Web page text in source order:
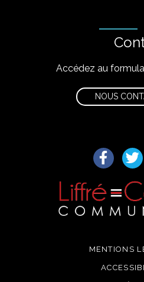
Accédez au
NOUS
Lien
MENTIONS